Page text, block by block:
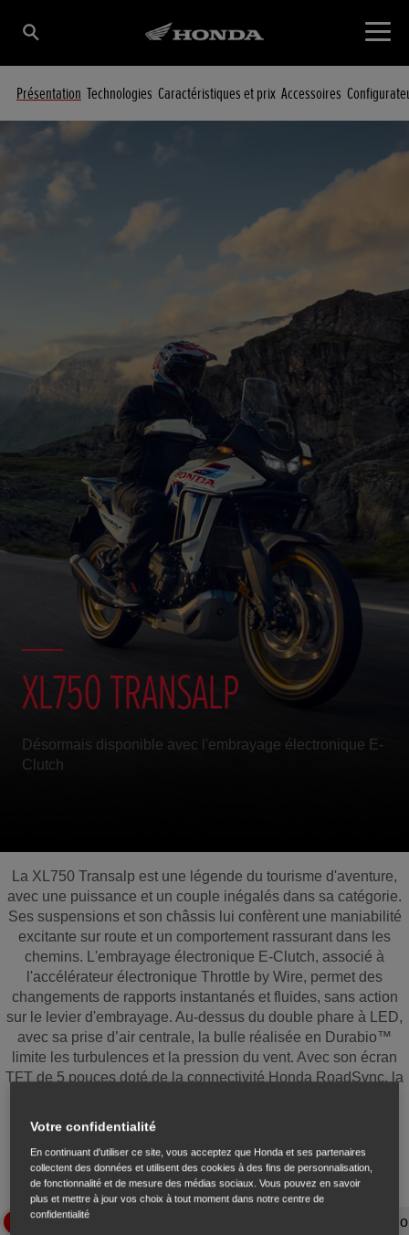
Présentation Technologies Caractéristiques et prix Accessoires
XL750 TRANSALP
Désormais disponible avec l'embrayage électronique E-
Clutch
La XL750 Transalp est une légende du tourisme d'aventure,
avec une puissance et un couple inégalés dans sa catégorie.
Ses suspensions et son châssis lui confèrent une maniabilité
excitante sur route et un comportement rassurant dans les
chemins. L'embrayage électronique E-Clutch, associé à
l'accélérateur électronique Throttle by Wire, permet des
changements de rapports instantanés et fluides, sans action
sur le levier d'embrayage. Au-dessus du double phare à LED,
avec sa prise d’air centrale, la bulle réalisée en Durabio™
limite les turbulences et la pression du vent. Avec son écran
TFT de 5 pouces doté de la connectivité Honda RoadSync, la
voulez-vous aller ?
Moteur et performances
Votre confidentialité
En continuant d'utiliser ce site, vous acceptez que Honda et ses partenaires
collectent des données et utilisent des cookies à des fins de personnalisation,
de fonctionnalité et de mesure des médias sociaux. Vous pouvez en savoir
plus et mettre à jour vos choix à tout moment dans notre centre de
confidentialité